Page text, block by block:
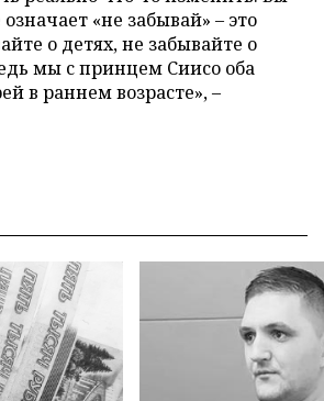
«не забывай» – это
о детях, не забывайте о
мы с принцем Сиисо оба
в раннем возрасте», –